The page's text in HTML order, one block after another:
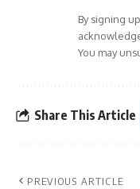
By signing
You may
Share This Article
PREVIOUS ARTICLE